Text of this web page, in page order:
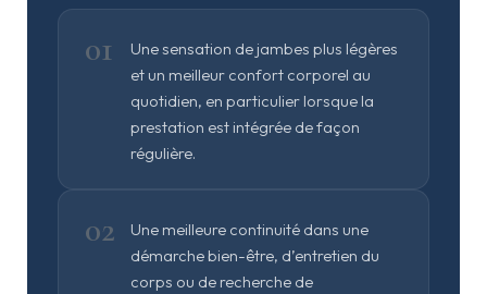
01
Une sensation de jambes plus légères
et un meilleur confort corporel au
quotidien, en particulier lorsque la
prestation est intégrée de façon
régulière.
02
Une meilleure continuité dans une
démarche bien-être, d’entretien du
corps ou de recherche de